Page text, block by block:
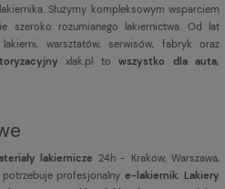
Służymy kompleksowym wsparciem
szeroko rozumianego lakiernictwa. Od lat
warsztatów, serwisów, fabryk oraz
xlak.pl to wszystko dla auta,
lakiernicze 24h - Kraków, Warszawa,
potrzebuje profesjonalnye-lakiernik. Lakiery